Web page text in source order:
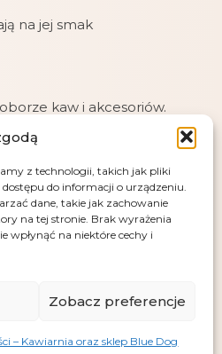
z technologii, takich jak pliki
do informacji o urządzeniu.
dane, takie jak zachowanie
na tej stronie. Brak wyrażenia
wpłynąć na niektóre cechy i
Zobacz preferencje
– Kawiarnia oraz sklep Blue Dog
na jej smak
kaw i akcesoriów.
i telefoniczne.
(PayU), pobraniem
Markus